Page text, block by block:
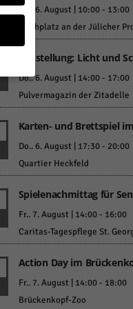
Do.. 6. August | 10:00- 13:00
Kirchplatz an der Jülicher
Ausstellung: Licht und
Do.. 6. August | 14:00- 17:00
Pulvermagazin der Zitadelle
Karten- und Brettspiel
Do.. 6. August | 17:30- 20:00
Quartier Heckfeld
Spielenachmittag für
Fr.. 7. August | 14:00- 16:00
Caritas-Tagespflege St.
Action Day im
Fr.. 7. August | 14:00- 18:00
Brückenkopf-Zoo
ihnen
z.
Zurück